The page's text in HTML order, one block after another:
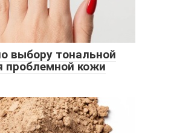
выбору тональной
проблемной кожи